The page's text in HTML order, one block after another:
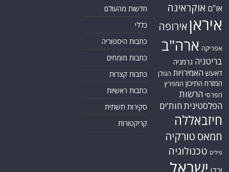
או"ם אוקראינה
איראן אירופה
אפריקה ארה"ב
בריטניה גרמניה
דאעש האמירויות הגולן
המזרח התיכון המפרץ
הפרסי הרשות
הפלסטיניתחות'ים
חיזבאללה
חמאס טורקיה
טילים טכנולוגיה
חדשות מהעולם
כללי
כתבות היסטוריה
כתבות מומחים
כתבות קצרות
כתבות ראשיות
סקירות תשתית
קריקטורות